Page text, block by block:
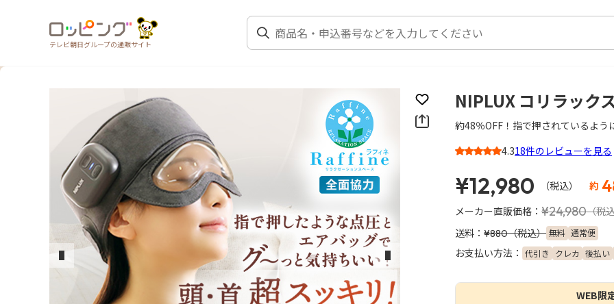
テレビ朝日グループの通販サイト
前のスライド 次のスライド
お気に入りに登録
NIPLUX コリラック
約48％OFF！指で押されているよ
4.318件のレビューを見る
¥12,980 （税込） 約
メーカー直販価格： ¥24,980（税
送料： ¥880（税込） 無料 通常便
お支払い方法： 代引き クレカ 後払い
WEB限